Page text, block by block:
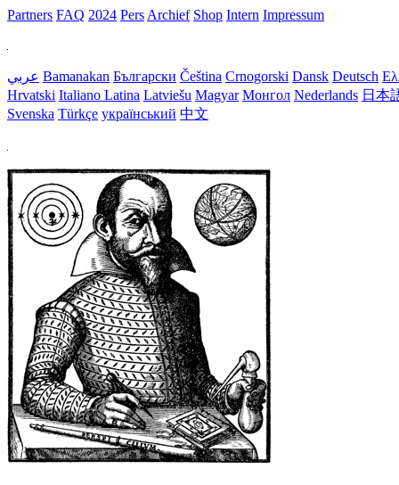
Partners FAQ 2024 Pers Archief Shop Intern Impressum
عربي Bamanakan Български Čeština Crnogorski Dansk Deutsch
Hrvatski Italiano Latina Latviešu Magyar Монгол Nederlands 日本
Svenska Türkçe український 中文